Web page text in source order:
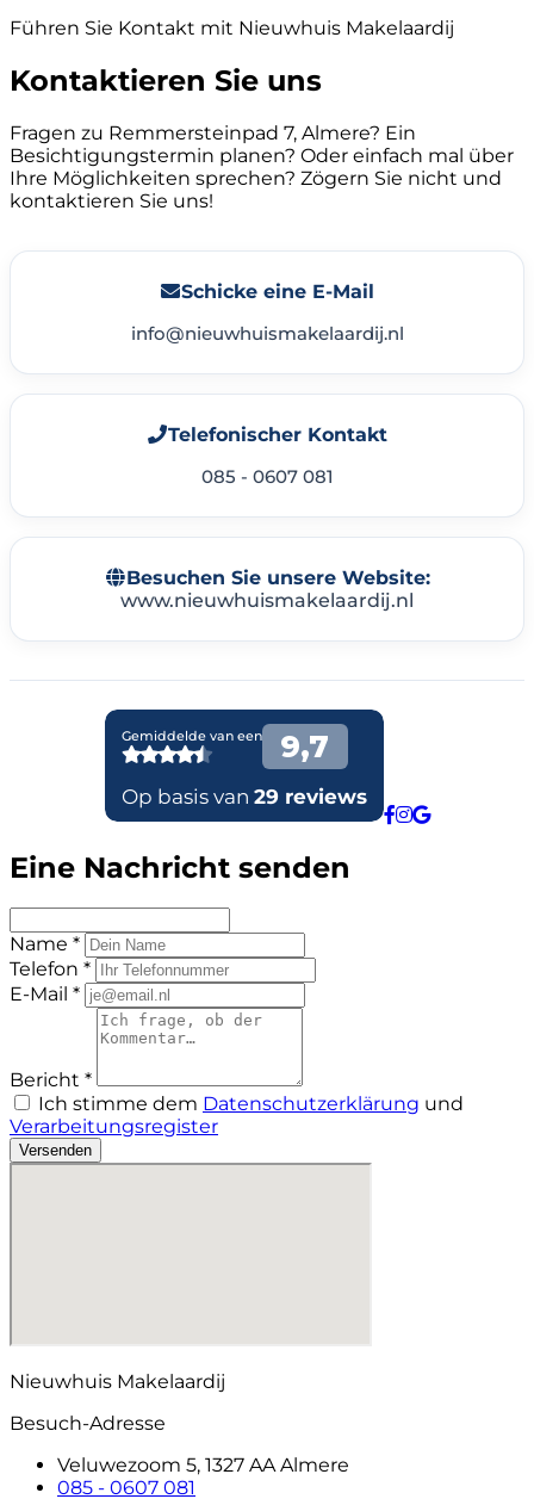
Führen Sie Kontakt mit Nieuwhuis Makelaardij
Kontaktieren Sie uns
Fragen zu Remmersteinpad 7, Almere? Ein
Besichtigungstermin planen? Oder einfach mal über
Ihre Möglichkeiten sprechen? Zögern Sie nicht und
kontaktieren Sie uns!
Schicke eine E-Mail
info@nieuwhuismakelaardij.nl
Telefonischer Kontakt
085 - 0607 081
Besuchen Sie unsere Website:
www.nieuwhuismakelaardij.nl
Eine Nachricht senden
Name *
Telefon *
E-Mail *
Bericht *
Ich stimme dem Datenschutzerklärung und
Verarbeitungsregister
Versenden
Nieuwhuis Makelaardij
Besuch-Adresse
Veluwezoom 5, 1327 AA Almere
085 - 0607 081